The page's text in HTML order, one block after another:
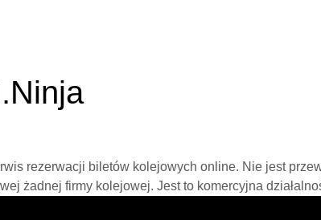
rezerwacji biletów kolejowych online. Nie jest
żadnej firmy kolejowej. Jest to komercyjna